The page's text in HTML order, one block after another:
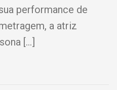
performance de
a atriz
[…]